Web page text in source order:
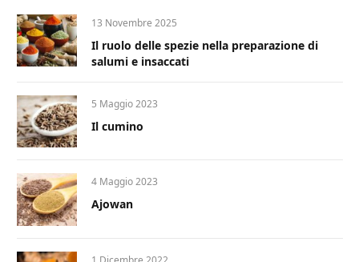
13 Novembre 2025
Il ruolo delle spezie nella preparazione di
salumi e insaccati
5 Maggio 2023
Il cumino
4 Maggio 2023
Ajowan